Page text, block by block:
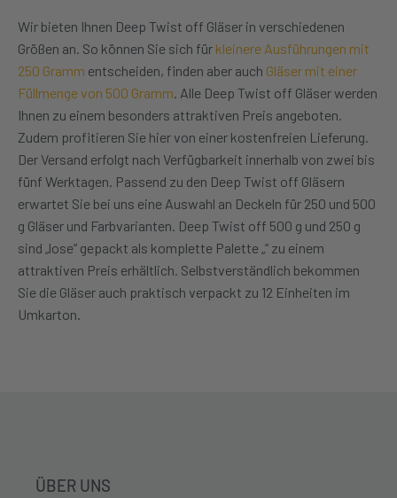
Wir bieten Ihnen Deep Twist off Gläser in verschiedenen
Größen an. So können Sie sich für kleinere Ausführungen mit
250 Gramm entscheiden, finden aber auch Gläser mit einer
Füllmenge von 500 Gramm. Alle Deep Twist off Gläser werden
Ihnen zu einem besonders attraktiven Preis angeboten.
Zudem profitieren Sie hier von einer kostenfreien Lieferung.
Der Versand erfolgt nach Verfügbarkeit innerhalb von zwei bis
fünf Werktagen. Passend zu den Deep Twist off Gläsern
erwartet Sie bei uns eine Auswahl an Deckeln für 250 und 500
g Gläser und Farbvarianten. Deep Twist off 500 g und 250 g
sind „lose“ gepackt als komplette Palette „“ zu einem
attraktiven Preis erhältlich. Selbstverständlich bekommen
Sie die Gläser auch praktisch verpackt zu 12 Einheiten im
Umkarton.
ÜBER UNS